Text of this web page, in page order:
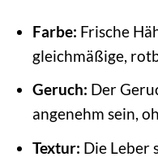
Farbe: Frische
gleichmäßige,
Geruch: Der
angenehm sein,
Textur: Die Leber